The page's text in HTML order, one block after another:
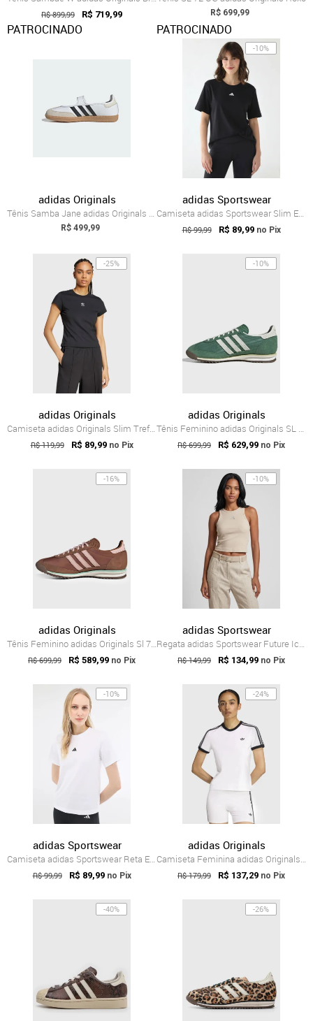
R$ 899,99 R$ 719,99
PATROCINADO
R$ 699,99
PATROCINADO
adidas Originals
Tênis Samba Jane adidas Originals Branco
R$ 499,99
-10%
adidas Sportswear
Camiseta adidas Sportswear Slim Essentia...
R$ 99,99 R$ 89,99 no Pix
-25%
adidas Originals
Camiseta adidas Originals Slim Trefoil Preta
R$ 119,99 R$ 89,99 no Pix
-10%
adidas Originals
Tênis Feminino adidas Originals SL 72 OG...
R$ 699,99 R$ 629,99 no Pix
-16%
adidas Originals
Tênis Feminino adidas Originals Sl 72 OG Marrom
R$ 699,99 R$ 589,99 no Pix
-10%
adidas Sportswear
Regata adidas Sportswear Future Icons Cropped Bege
R$ 149,99 R$ 134,99 no Pix
-10%
adidas Sportswear
Camiseta adidas Sportswear Reta Essentia...
R$ 99,99 R$ 89,99 no Pix
-24%
adidas Originals
Camiseta Feminina adidas Originals 3S Slim Branca
R$ 179,99 R$ 137,29 no Pix
-40% -26%